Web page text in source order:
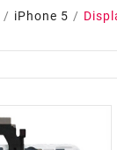
iPhone 5